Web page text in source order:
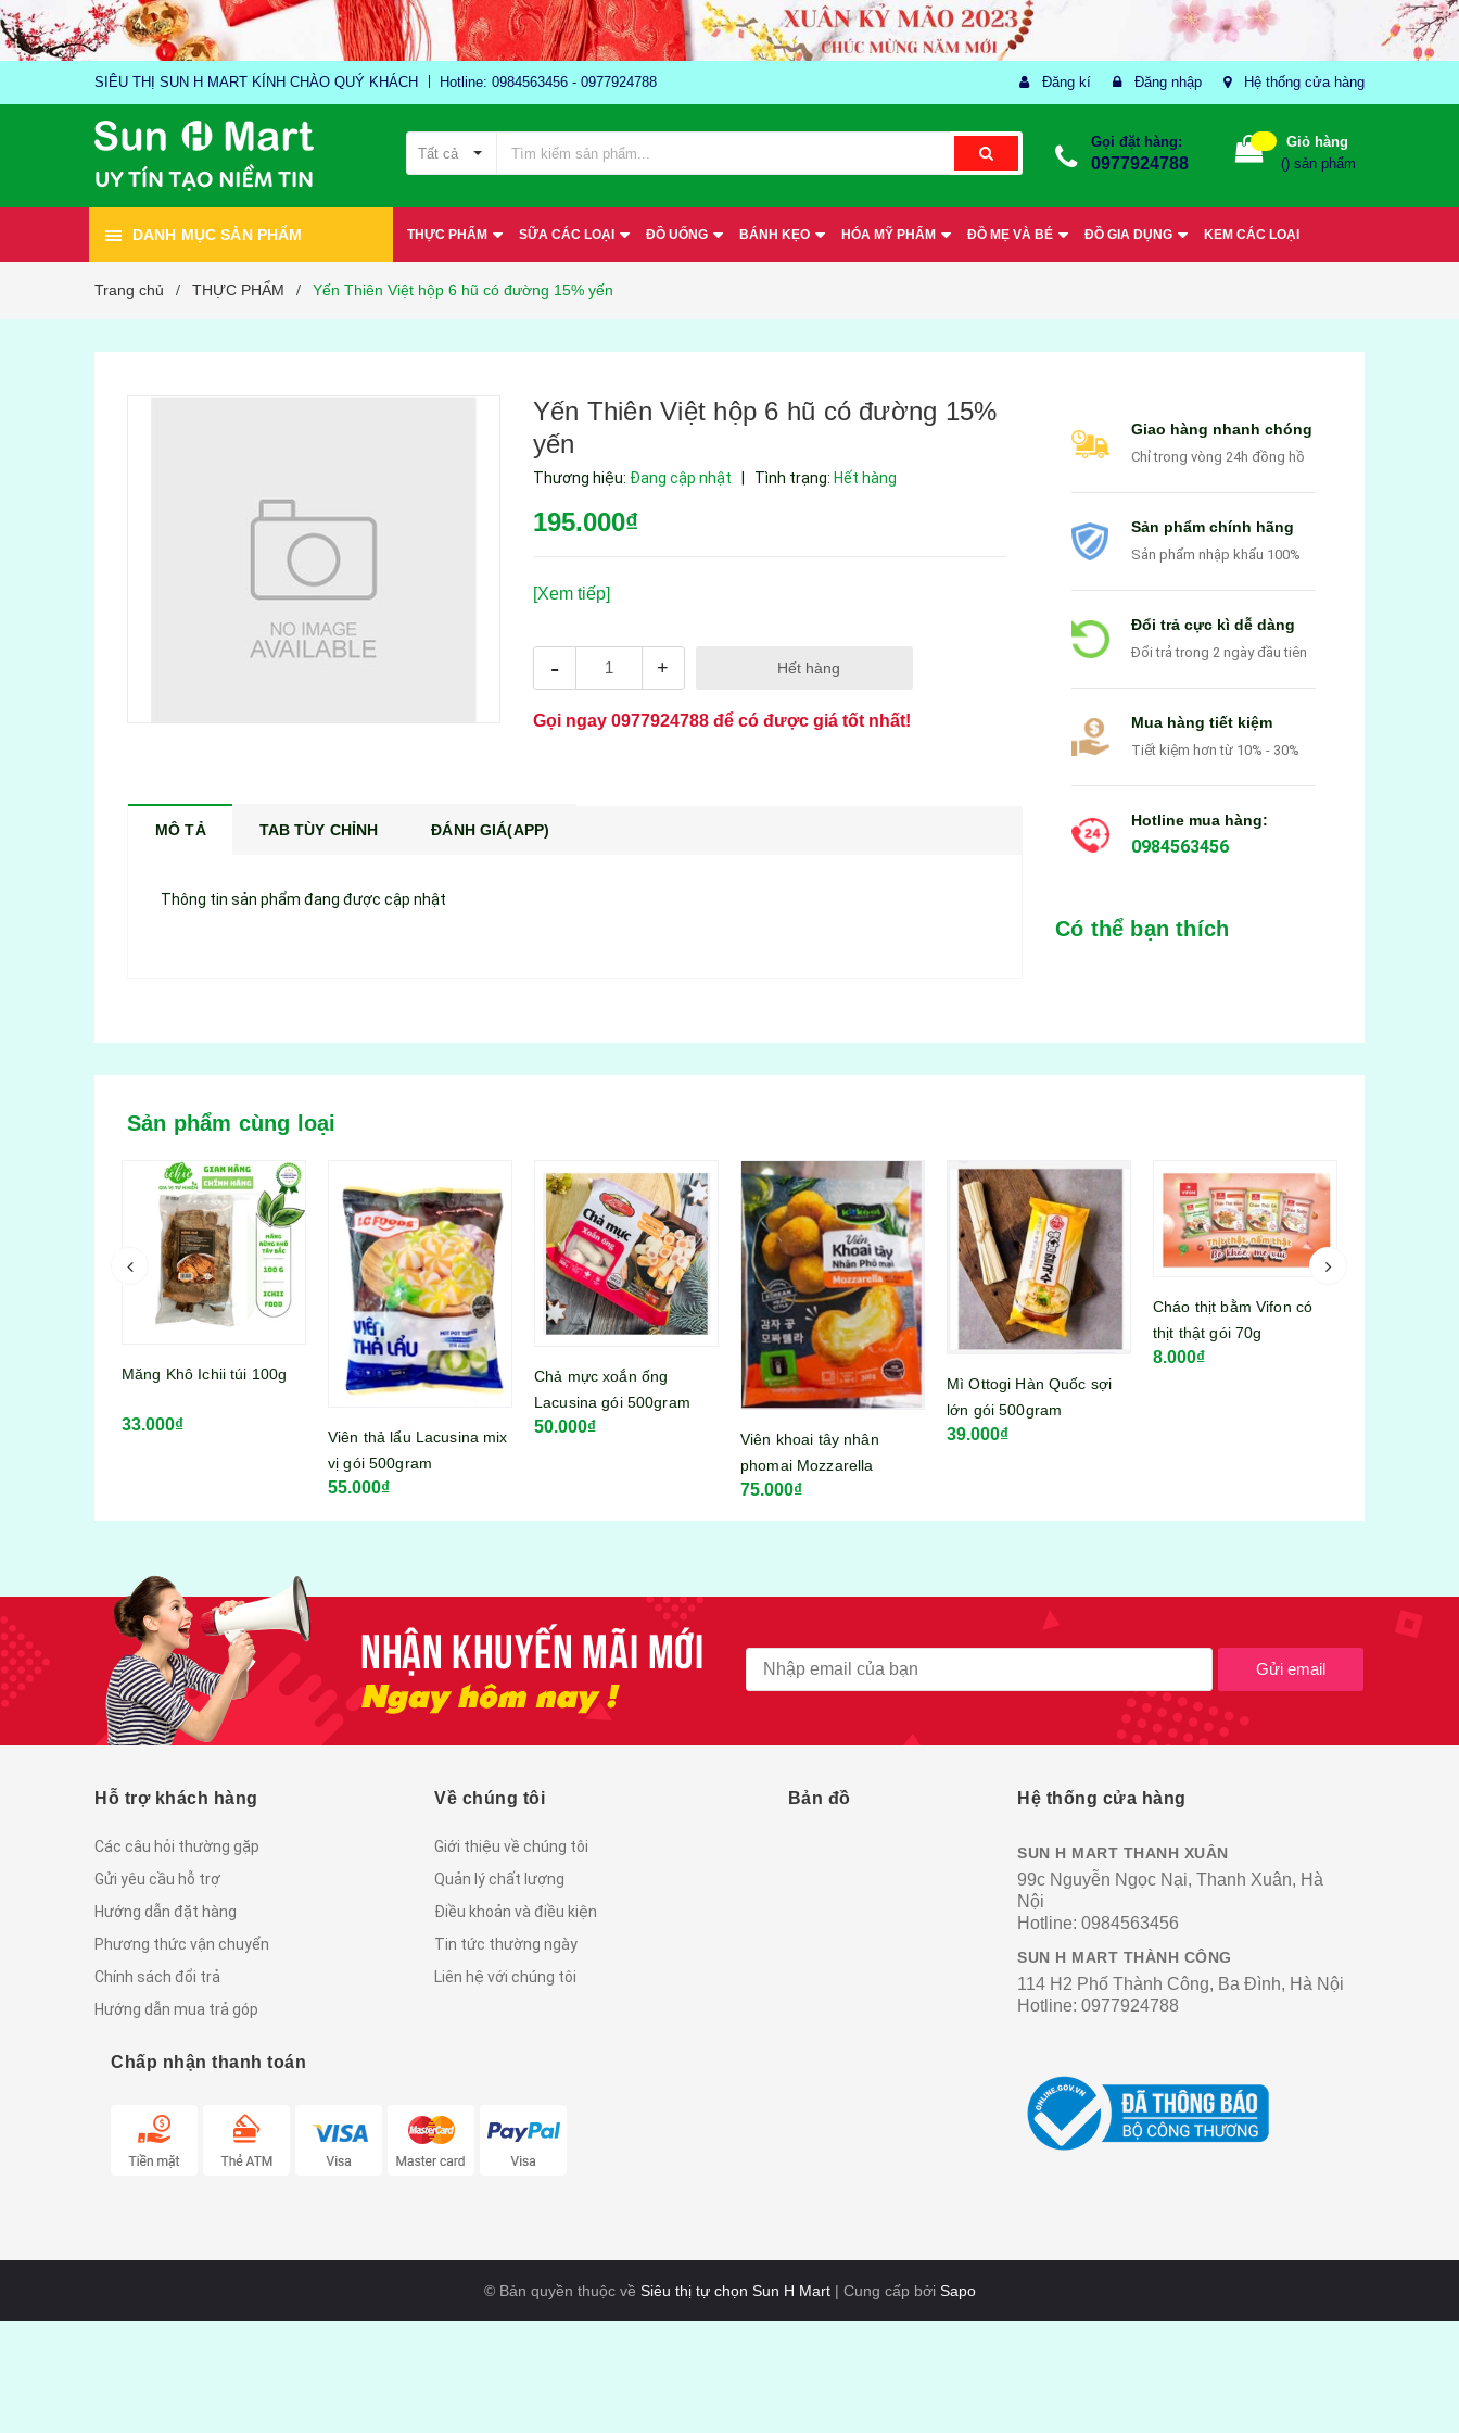
SIÊU THỊ SUN H MART KÍNH CHÀO QUÝ KHÁCH Hotline: 0984563456 - 0977924788 Đăng kí Đăng nhập Hệ thống cửa hàng
Tất cả
Gọi đặt hàng:
0977924788
Giỏ hàng
() sản phẩm
DANH MỤC SẢN PHẨM THỰC PHẨM SỮA CÁC LOẠI ĐỒ UỐNG BÁNH KẸO HÓA MỸ PHẨM ĐỒ MẸ VÀ BÉ ĐỒ GIA DỤNG KEM CÁC LOẠI
Trang chủ / THỰC PHẨM / Yến Thiên Việt hộp 6 hũ có đường 15% yến
Yến Thiên Việt hộp 6 hũ có đường 15%
yến
Thương hiệu: Đang cập nhật Tình trạng: Hết hàng
195.000₫
[Xem tiếp]
- + Hết hàng
Gọi ngay 0977924788để có được giá tốt nhất!
MÔ TẢ TAB TÙY CHỈNH ĐÁNH GIÁ(APP)
Thông tin sản phẩm đang được cập nhật
Giao hàng nhanh chóng
Chỉ trong vòng 24h đồng hồ
Sản phẩm chính hãng
Sản phẩm nhập khẩu 100%
Đổi trả cực kì dễ dàng
Đổi trả trong 2 ngày đầu tiên
Mua hàng tiết kiệm
Tiết kiệm hơn từ 10% - 30%
Hotline mua hàng:
0984563456
Có thể bạn thích
Sản phẩm cùng loại
Măng Khô Ichii túi 100g
33.000₫
Viên thả lẩu Lacusina mix
vị gói 500gram
55.000₫
Chả mực xoắn ống
Lacusina gói 500gram
50.000₫
Viên khoai tây nhân
phomai Mozzarella
KITKOOL gói 300gram
75.000₫
Mì Ottogi Hàn Quốc sợi
lớn gói 500gram
39.000₫
Cháo thịt bằm Vifon có
thịt thật gói 70g
8.000₫
Gửi email
Hỗ trợ khách hàng
Các câu hỏi thường gặp
Gửi yêu cầu hỗ trợ
Hướng dẫn đặt hàng
Phương thức vận chuyển
Chính sách đổi trả
Hướng dẫn mua trả góp
Về chúng tôi
Giới thiệu về chúng tôi
Quản lý chất lượng
Điều khoản và điều kiện
Tin tức thường ngày
Liên hệ với chúng tôi
Chấp nhận thanh toán
Bản đồ Hệ thống cửa hàng
SUN H MART THANH XUÂN
99c Nguyễn Ngọc Nại, Thanh Xuân, Hà
Nội
Hotline: 0984563456
SUN H MART THÀNH CÔNG
114 H2 Phố Thành Công, Ba Đình, Hà Nội
Hotline: 0977924788
© Bản quyền thuộc về Siêu thị tự chọn Sun H Mart| Cung cấp bởi Sapo